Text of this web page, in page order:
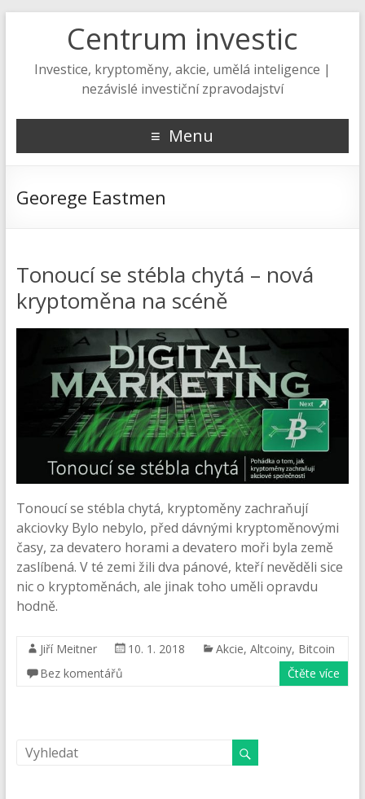
Centrum investic
Investice, kryptoměny, akcie, umělá inteligence |
nezávislé investiční zpravodajství
Menu
Georege Eastmen
Tonoucí se stébla chytá – nová
kryptoměna na scéně
Tonoucí se stébla chytá, kryptoměny zachraňují
akciovky Bylo nebylo, před dávnými kryptoměnovými
časy, za devatero horami a devatero moři byla země
zaslíbená. V té zemi žili dva pánové, kteří nevěděli sice
nic o kryptoměnách, ale jinak toho uměli opravdu
hodně.
Jiří Meitner 10. 1. 2018 Akcie, Altcoiny, Bitcoin
Bez komentářů
Čtěte více